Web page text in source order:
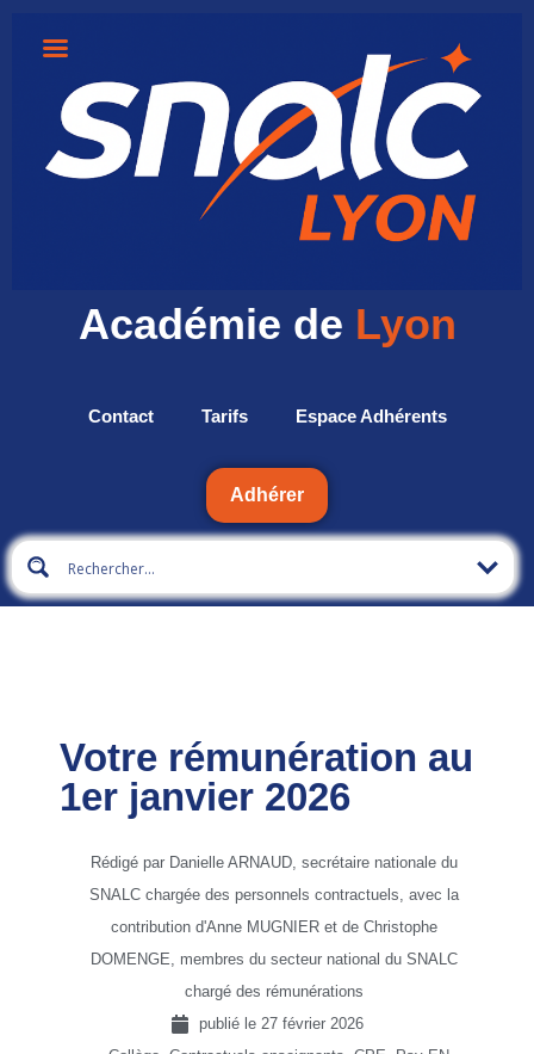
Académie de Lyon
Contact Tarifs Espace Adhérents
Adhérer
Votre rémunération au
1er janvier 2026
Rédigé par Danielle ARNAUD, secrétaire nationale du
SNALC chargée des personnels contractuels, avec la
contribution d'Anne MUGNIER et de Christophe
DOMENGE, membres du secteur national du SNALC
chargé des rémunérations
publié le 27 février 2026